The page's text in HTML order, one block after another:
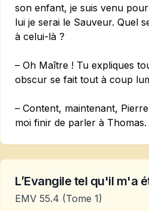
son enfant, je suis venu
lui je serai le Sauveur. Quel
à celui-là ?
– Oh Maître ! Tu expliques
obscur se fait tout à coup
– Content, maintenant,
moi finir de parler à Thomas.
L’Evangile tel qu'il m'a
EMV 55.4 (Tome 1)